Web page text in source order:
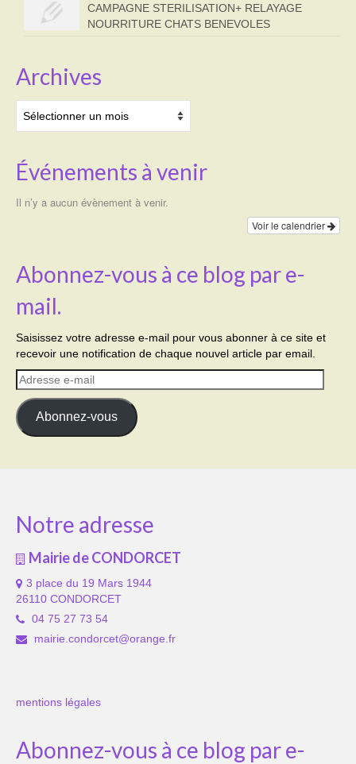
CAMPAGNE STERILISATION+ RELAYAGE
NOURRITURE CHATS BENEVOLES
Archives
Événements à venir
Il n’y a aucun évènement à venir.
Voir le calendrier
Abonnez-vous à ce blog par e-
mail.
Saisissez votre adresse e-mail pour vous abonner à ce site et
recevoir une notification de chaque nouvel article par email.
Adresse
e-
mail
Abonnez-vous
Notre adresse
Mairie de CONDORCET
3 place du 19 Mars 1944
26110 CONDORCET
04 75 27 73 54
mairie.condorcet@orange.fr
mentions légales
Abonnez-vous à ce blog par e-